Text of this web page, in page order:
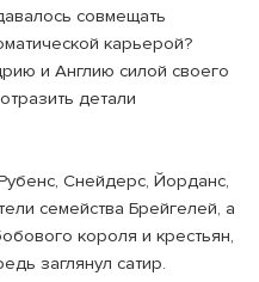
совмещать
карьерой?
и Англию силой своего
детали
Снейдерс, Йорданс,
семейства Брейгелей, а
короля и крестьян,
заглянул сатир.